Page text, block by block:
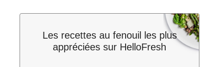
Les recettes au fenouil les plus
appréciées sur HelloFresh